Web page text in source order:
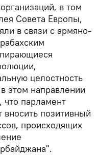
в том
Совета Европы,
в связи с армяно-
целостность
этом направлении
что парламент
позитивный
происходящих